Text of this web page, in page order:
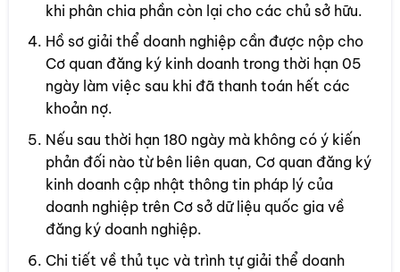
khi phân chia phần còn lại cho các chủ sở hữu.
Hồ sơ giải thể doanh nghiệp cần được nộp cho
Cơ quan đăng ký kinh doanh trong thời hạn 05
ngày làm việc sau khi đã thanh toán hết các
khoản nợ.
Nếu sau thời hạn 180 ngày mà không có ý kiến
phản đối nào từ bên liên quan, Cơ quan đăng ký
kinh doanh cập nhật thông tin pháp lý của
doanh nghiệp trên Cơ sở dữ liệu quốc gia về
đăng ký doanh nghiệp.
Chi tiết về thủ tục và trình tự giải thể doanh